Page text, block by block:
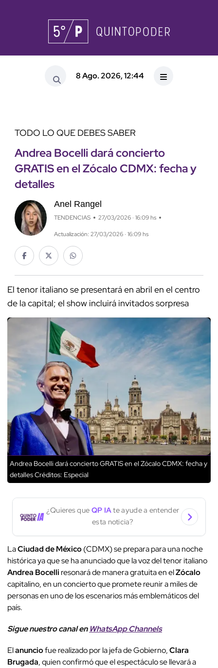
8 Ago. 2026, 12:44
TODO LO QUE DEBES SABER
Andrea Bocelli dará concierto
GRATIS en el Zócalo CDMX: fecha y
detalles
Anel Rangel
TENDENCIAS 27/03/2026 · 16:09 hs
Actualización: 27/03/2026 · 16:09 hs
El tenor italiano se presentará en abril en el centro
de la capital; el show incluirá invitados sorpresa
Andrea Bocelli dará concierto GRATIS en el Zócalo CDMX: fecha y
detallesCréditos: Especial
¿Quieres que QP IAte ayude a entender
esta noticia?
LaCiudad de México(CDMX) se prepara para una noche
histórica ya que se ha anunciado que la voz del tenor italiano
Andrea Bocelli resonará de manera gratuita en elZócalo
capitalino, en un concierto que promete reunir a miles de
personas en uno de los escenarios más emblemáticos del
país.
Sigue nuestro canal en WhatsApp Channels
Elanunciofue realizado por la jefa de Gobierno,Clara
Brugada, quien confirmó que el espectáculo se llevará a